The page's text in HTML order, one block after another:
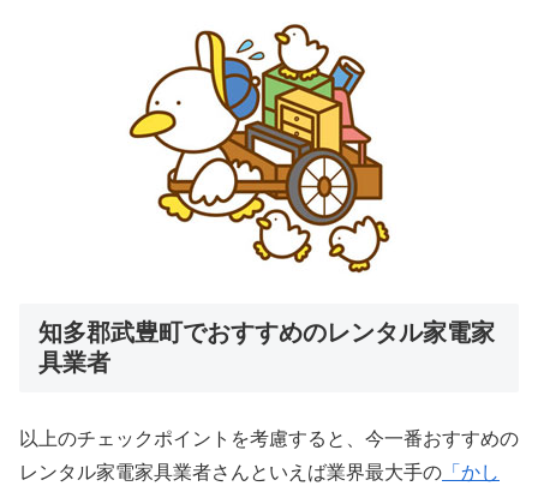
知多郡武豊町でおすすめのレンタル家電家
具業者
以上のチェックポイントを考慮すると、今一番おすすめの
レンタル家電家具業者さんといえば業界最大手の 「かし